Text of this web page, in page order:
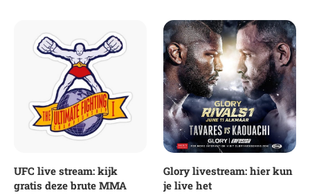
UFC live stream: kijk
gratis deze brute MMA
Glory livestream: hier kun
je live het